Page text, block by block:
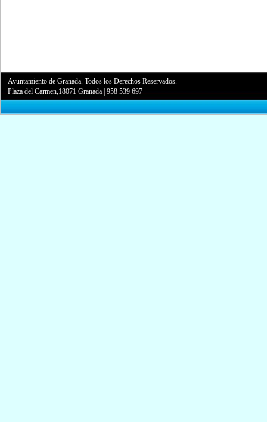
Ayuntamiento de Granada. Todos los Derechos Reservados.
Plaza del Carmen,18071 Granada |958 539 697